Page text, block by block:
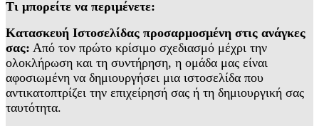
Τι μπορείτε να περιμένετε:
Κατασκευή Ιστοσελίδας προσαρμοσμένη στις ανάγκες
σας: Από τον πρώτο κρίσιμο σχεδιασμό μέχρι την
ολοκλήρωση και τη συντήρηση, η ομάδα μας είναι
αφοσιωμένη να δημιουργήσει μια ιστοσελίδα που
αντικατοπτρίζει την επιχείρησή σας ή τη δημιουργική σας
ταυτότητα.